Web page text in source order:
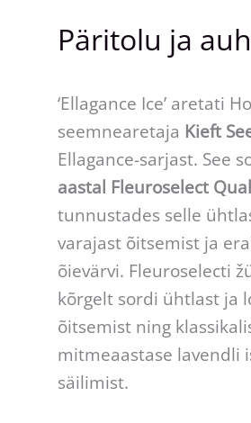
Päritolu ja
‘Ellagance Ice’ aretati
seemnearetaja Kieft
Ellagance-sarjast. See
aastal Fleuroselect
tunnustades selle
varajast õitsemist ja
õievärvi. Fleuroselecti
kõrgelt sordi ühtlast ja
õitsemist ning
mitmeaastase lavendli
säilimist.